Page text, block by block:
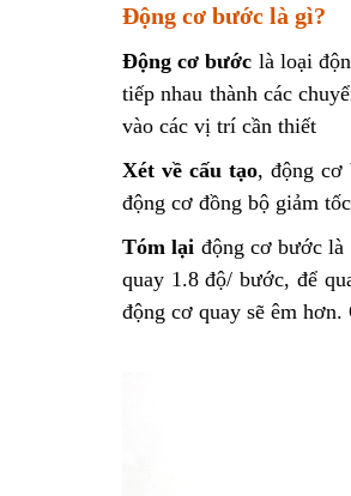
Động cơ bước là gì?
Động cơ bước là loại
tiếp nhau thành các
vào các vị trí cần thiết
Xét về cấu tạo, động cơ
động cơ đồng bộ giảm
Tóm lại động cơ bước
quay 1.8 độ/ bước, để
động cơ quay sẽ êm